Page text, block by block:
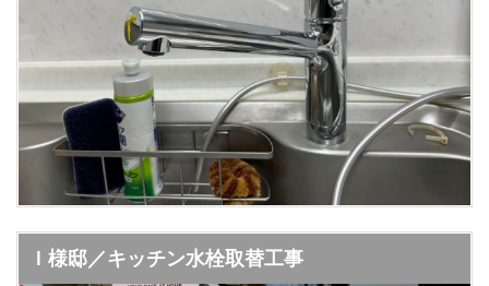
Ｉ様邸／キッチン水栓取替工事